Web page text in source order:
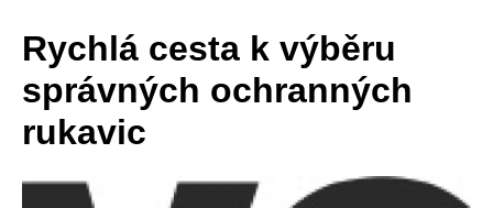
Rychlá cesta k výběru
správných ochranných
rukavic